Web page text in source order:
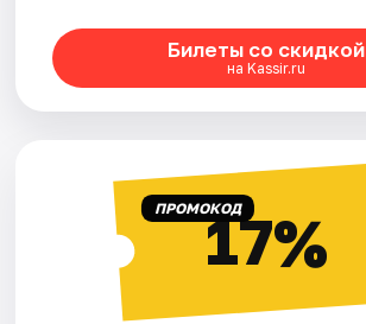
Билеты со скидкой
на Kassir.ru
ПРОМОКОД17%